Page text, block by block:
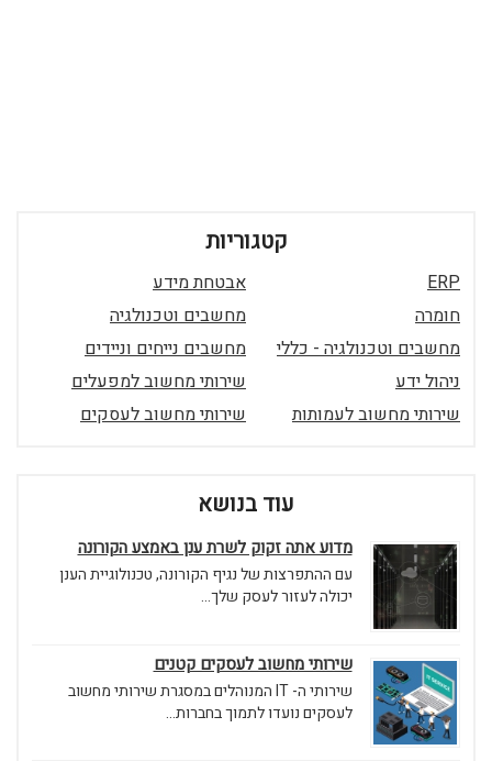
קטגוריות
ERP
אבטחת מידע
חומרה
מחשבים וטכנולגיה
מחשבים וטכנולגיה - כללי
מחשבים נייחים וניידים
ניהול ידע
שירותי מחשוב למפעלים
שירותי מחשוב לעמותות
שירותי מחשוב לעסקים
עוד בנושא
מדוע אתה זקוק לשרת ענן באמצע הקורונה
עם ההתפרצות של נגיף הקורונה, טכנולוגיית הענן
יכולה לעזור לעסק שלך...
שירותי מחשוב לעסקים קטנים
שירותי ה- IT המנוהלים במסגרת שירותי מחשוב
לעסקים נועדו לתמוך בחברות...